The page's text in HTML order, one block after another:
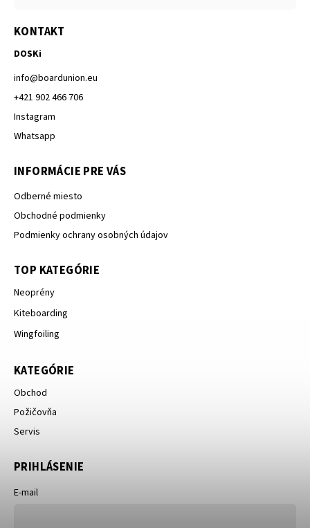
KONTAKT
DOSKi
info@boardunion.eu
+421 902 466 706
Instagram
Whatsapp
INFORMÁCIE PRE VÁS
Odberné miesto
Obchodné podmienky
Podmienky ochrany osobných údajov
TOP KATEGÓRIE
Neoprény
Kiteboarding
Wingfoiling
KATEGÓRIE
Obchod
Požičovňa
Servis
PRIHLÁSENIE
E-mail